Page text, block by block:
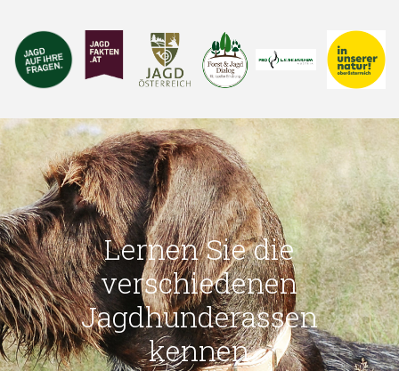
Lernen Sie die
verschiedenen
Jagdhunderassen
kennen